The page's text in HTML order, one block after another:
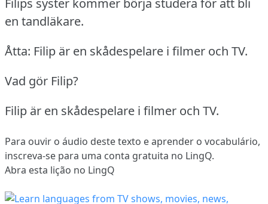
Filips syster kommer börja studera för att bli
en tandläkare.
Åtta: Filip är en skådespelare i filmer och TV.
Vad gör Filip?
Filip är en skådespelare i filmer och TV.
Para ouvir o áudio deste texto e aprender o vocabulário,
inscreva-se para uma conta gratuita no LingQ.
Abra esta lição no LingQ